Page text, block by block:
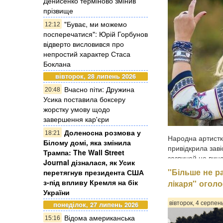
прізвище
12:12
"Буває, ми можемо
посперечатися": Юрій Горбунов
відверто висловився про
непростий характер Стаса
Боклана
вівторок, 28 липень 2026
20:48
Вчасно піти: Дружина
Усика поставила боксеру
жорстку умову щодо
завершення кар'єри
18:21
Доленосна розмова у
Білому домі, яка змінила
Трампа: The Wall Street
Journal дізналася, як Усик
перетягнув президента США
з-під впливу Кремля на бік
України
понеділок, 27 липень 2026
15:16
Відома американська
Народна
привідкрила
зазвичай не
поділилася 56-
серце не
узами шлюбу з
поспішає,
"Більше не
лікаря"
вівторок, 4